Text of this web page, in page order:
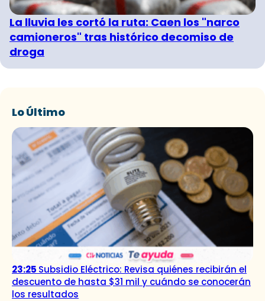
La lluvia les cortó la ruta: Caen los "narco
camioneros" tras histórico decomiso de
droga
Lo Último
23:25 Subsidio Eléctrico: Revisa quiénes recibirán el
descuento de hasta $31 mil y cuándo se conocerán
los resultados